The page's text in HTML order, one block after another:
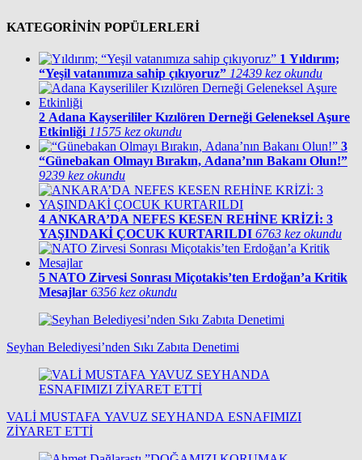
KATEGORİNİN POPÜLERLERİ
1 Yıldırım;
“Yeşil vatanımıza sahip çıkıyoruz” 12439 kez okundu
2 Adana Kayserililer Kızılören Derneği Geleneksel Aşure
Etkinliği 11575 kez okundu
3
“Günebakan Olmayı Bırakın, Adana’nın Bakanı Olun!”
9239 kez okundu
4 ANKARA’DA NEFES KESEN REHİNE KRİZİ: 3
YAŞINDAKİ ÇOCUK KURTARILDI 6763 kez okundu
5 NATO Zirvesi Sonrası Miçotakis’ten Erdoğan’a Kritik
Mesajlar 6356 kez okundu
Seyhan Belediyesi’nden Sıkı Zabıta Denetimi
VALİ MUSTAFA YAVUZ SEYHANDA ESNAFIMIZI
ZİYARET ETTİ